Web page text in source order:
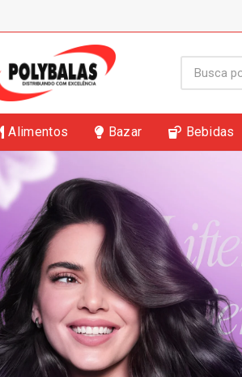
Alimentos Bazar Bebidas